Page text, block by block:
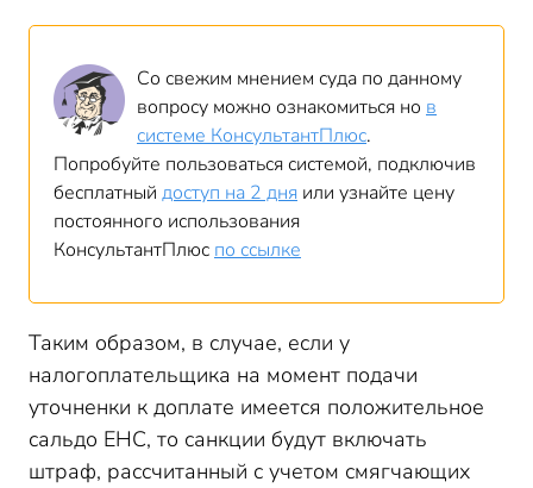
Со свежим мнением суда по данному
вопросу можно ознакомиться но в
системе КонсультантПлюс.
Попробуйте пользоваться системой, подключив
бесплатный доступ на 2 дня или узнайте цену
постоянного использования
КонсультантПлюс по ссылке
Таким образом, в случае, если у
налогоплательщика на момент подачи
уточненки к доплате имеется положительное
сальдо ЕНС, то санкции будут включать
штраф, рассчитанный с учетом смягчающих